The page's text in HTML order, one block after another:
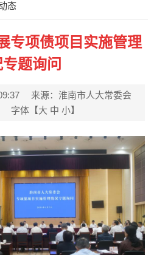
态
专项债项目实施管理
题询问
来源：淮南市人大常委会
字体【大 中 小】